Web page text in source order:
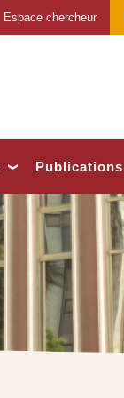
Espace chercheur
Publications